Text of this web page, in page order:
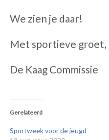
We zien je daar!
Met sportieve groet,
De Kaag Commissie
Gerelateerd
Sportweek voor de jeugd